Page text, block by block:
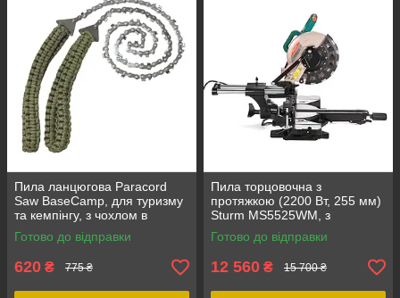
Пила ланцюгова Paracord
Saw BaseCamp, для туризму
та кемпінгу, з чохлом в
комплекті, для рибалки та
полювання
Готово до відправки
620 ₴ 775 ₴
Пила торцовочна з
протяжкою (2200 Вт, 255 мм)
Sturm MS5525WM, з
лазерним вказівником та
функцією підсвітки
Готово до відправки
12 560 ₴ 15 700 ₴